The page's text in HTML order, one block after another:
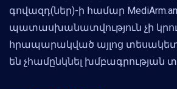
գովազդ(ներ)-ի համար
պատասխանատվություն չի
հրապարակված այլոց
են չհամընկնել խմբագրության